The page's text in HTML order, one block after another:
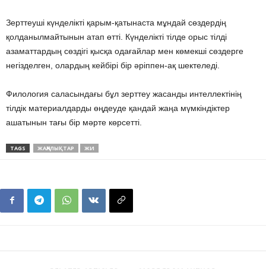
Зерттеуші күнделікті қарым-қатынаста мұндай сөздердің
қолданылмайтынын атап өтті. Күнделікті тілде орыс тілді
азаматтардың сөздігі қысқа одағайлар мен көмекші сөздерге
негізделген, олардың кейбірі бір әріппен-ақ шектеледі.
Филология саласындағы бұл зерттеу жасанды интеллектінің
тілдік материалдарды өңдеуде қандай жаңа мүмкіндіктер
ашатынын тағы бір мәрте көрсетті.
TAGS ЖАҢАЛЫҚТАР ЖИ